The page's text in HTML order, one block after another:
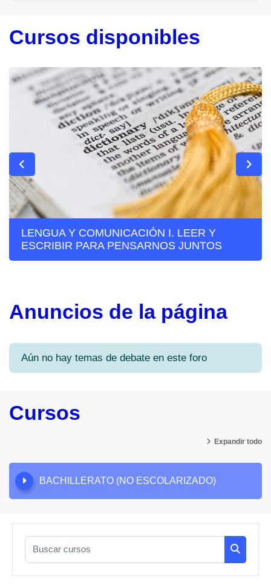
Cursos disponibles
LENGUA Y COMUNICACIÓN I. LEER Y
ESCRIBIR PARA PENSARNOS JUNTOS
Anuncios de la página
Aún no hay temas de debate en este foro
Cursos
Expandir todo
BACHILLERATO (NO ESCOLARIZADO)
Buscar cursos
Buscar